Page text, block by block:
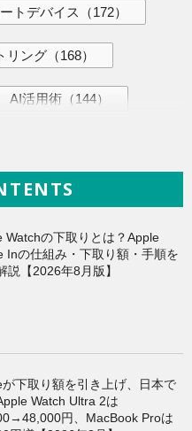
トデバイス （172）
リング （168）
AI活用術 （144）
（136）
ークアウト（131）
） Fitbit（122）
Watchの下取りとは？Apple
Inの仕組み・下取り額・手順を
説【2026年8月版】
が下取り額を引き上げ、日本で
Watch Ultra 2は
円、MacBook Proは